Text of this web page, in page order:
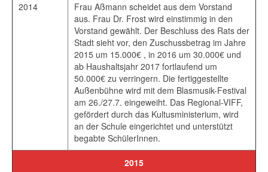
2014
Frau Aßmann scheidet aus dem Vorstand
aus. Frau Dr. Frost wird einstimmig in den
Vorstand gewählt. Der Beschluss des Rats der
Stadt sieht vor, den Zuschussbetrag im Jahre
2015 um 15.000€ , in 2016 um 30.000€ und
ab Haushaltsjahr 2017 fortlaufend um
50.000€ zu verringern. Die fertiggestellte
Außenbühne wird mit dem Blasmusik-Festival
am 26./27.7. eingeweiht. Das Regional-VIFF,
gefördert durch das Kultusministerium, wird
an der Schule eingerichtet und unterstützt
begabte SchülerInnen.
2015